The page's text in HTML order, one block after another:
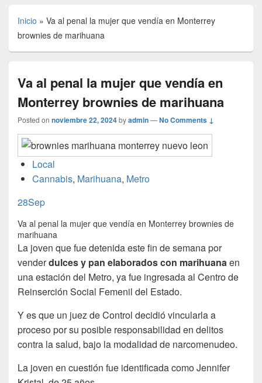
Inicio » Va al penal la mujer que vendía en Monterrey
brownies de marihuana
Va al penal la mujer que vendía en
Monterrey brownies de marihuana
Posted on noviembre 22, 2024byadmin—No Comments ↓
Local
Cannabis, Marihuana, Metro
28Sep
Va al penal la mujer que vendía en Monterrey brownies de
marihuana
La joven que fue detenida este fin de semana por
venderdulces y pan elaborados con marihuanaen
una estación del Metro, ya fue ingresada al Centro de
Reinserción Social Femenil del Estado.
Y es que un juez de Control decidió vincularla a
proceso por su posible responsabilidad en delitos
contra la salud, bajo la modalidad de narcomenudeo.
La joven en cuestión fue identificada como Jennifer